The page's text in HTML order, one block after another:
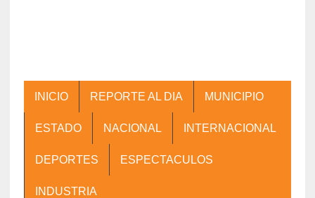
INICIO REPORTE AL DIA MUNICIPIO
ESTADO NACIONAL INTERNACIONAL
DEPORTES ESPECTACULOS
INDUSTRIA